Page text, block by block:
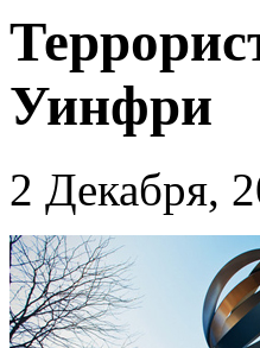
Уинфри
2 Декабря,